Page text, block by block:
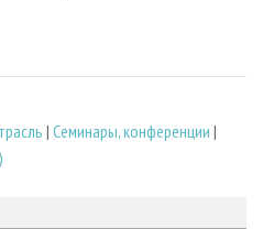
| Семинары, конференции |